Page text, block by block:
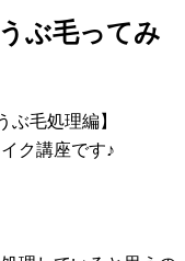
ぶ毛ってみ
ぶ毛処理編】
ク講座です♪